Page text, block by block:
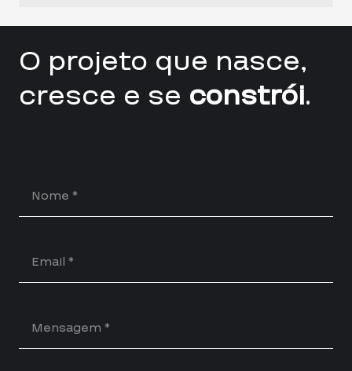
O projeto que nasce,
cresce e se constrói.